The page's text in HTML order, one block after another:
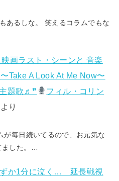
あるしな。 笑えるコラムでもな
画ラスト・シーンと 音楽
Take A Look At Me Now〜
題歌♬❞
フィル・コリン
より
が毎日続いてるので、お元気な
した。…
ずか1分に泣く… 延長戦視